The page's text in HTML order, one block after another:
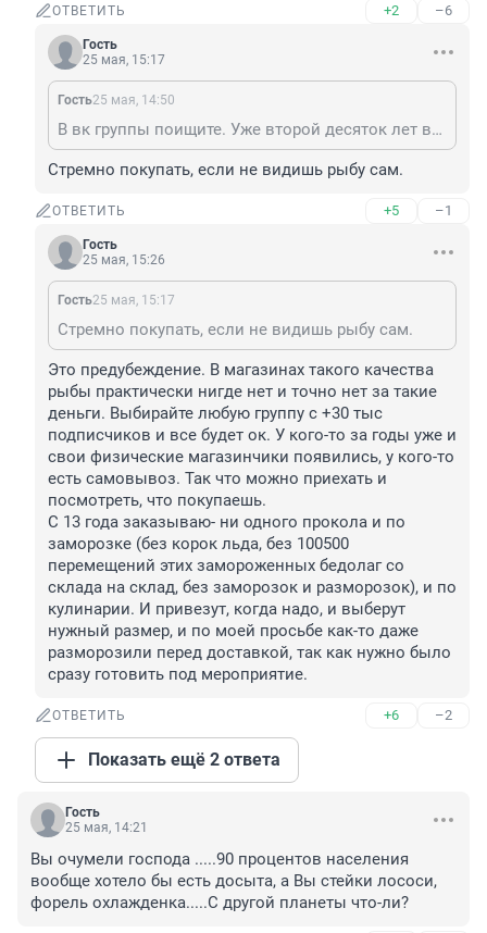
ОТВЕТИТЬ +2 –6
Гость
25 мая, 15:17
Гость25 мая, 14:50
В вк группы поищите. Уже второй десяток лет все там рыбу покупают;)
Стремно покупать, если не видишь рыбу сам.
ОТВЕТИТЬ +5 –1
Гость
25 мая, 15:26
Гость25 мая, 15:17
Стремно покупать, если не видишь рыбу сам.
Это предубеждение. В магазинах такого качества
рыбы практически нигде нет и точно нет за такие
деньги. Выбирайте любую группу с +30 тыс
подписчиков и все будет ок. У кого-то за годы уже и
свои физические магазинчики появились, у кого-то
есть самовывоз. Так что можно приехать и
посмотреть, что покупаешь.
С 13 года заказываю- ни одного прокола и по
заморозке (без корок льда, без 100500
перемещений этих замороженных бедолаг со
склада на склад, без заморозок и разморозок), и по
кулинарии. И привезут, когда надо, и выберут
нужный размер, и по моей просьбе как-то даже
разморозили перед доставкой, так как нужно было
сразу готовить под мероприятие.
ОТВЕТИТЬ +6 –2
Показать ещё 2 ответа
Гость
25 мая, 14:21
Вы очумели господа .....90 процентов населения
вообще хотело бы есть досыта, а Вы стейки лососи,
форель охлажденка.....С другой планеты что-ли?